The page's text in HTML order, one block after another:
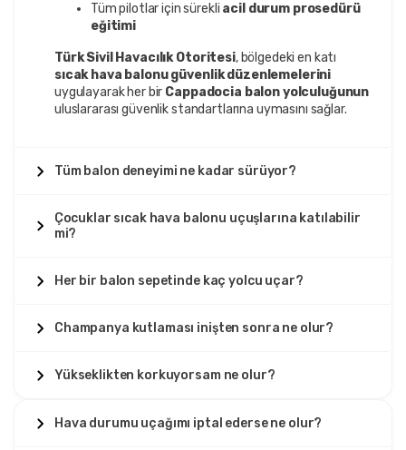
Tüm pilotlar için sürekli acil durum prosedürü
eğitimi
Türk Sivil Havacılık Otoritesi, bölgedeki en katı
sıcak hava balonu güvenlik düzenlemelerini
uygulayarak her bir Cappadocia balon yolculuğunun
uluslararası güvenlik standartlarına uymasını sağlar.
Tüm balon deneyimi ne kadar sürüyor?
Çocuklar sıcak hava balonu uçuşlarına katılabilir
mi?
Her bir balon sepetinde kaç yolcu uçar?
Champanya kutlaması inişten sonra ne olur?
Yükseklikten korkuyorsam ne olur?
Hava durumu uçağımı iptal ederse ne olur?